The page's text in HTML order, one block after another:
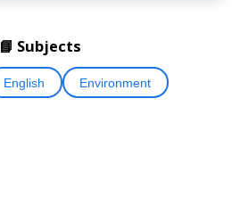
📘 Subjects
English Environment